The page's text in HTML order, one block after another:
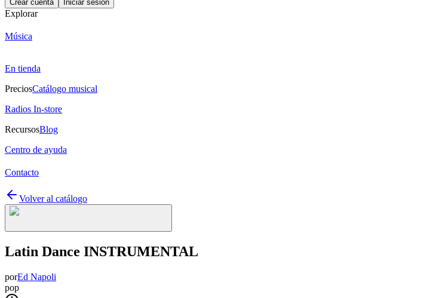
Crear cuenta Iniciar sesión
Explorar
Música
En tienda
PreciosCatálogo musical
Radios In-store
RecursosBlog
Centro de ayuda
Contacto
Volver al catálogo
Latin Dance INSTRUMENTAL
porEd Napoli
pop